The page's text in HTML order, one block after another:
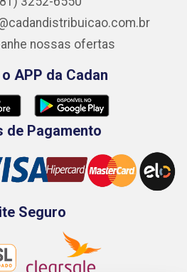
nossas ofertas
APP da Cadan
de Pagamento
Seguro